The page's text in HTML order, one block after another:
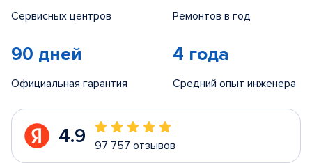
Сервисных центров Ремонтов в год
90 дней
Официальная гарантия
4 года
Средний опыт инженера
4.9 97 757 отзывов